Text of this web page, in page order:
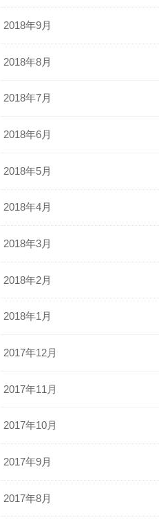
2018年9月
2018年8月
2018年7月
2018年6月
2018年5月
2018年4月
2018年3月
2018年2月
2018年1月
2017年12月
2017年11月
2017年10月
2017年9月
2017年8月